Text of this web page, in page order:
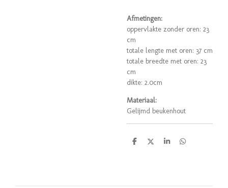
Afmetingen:
oppervlakte zonder oren: 23
cm
totale lengte met oren: 37 cm
totale breedte met oren: 23
cm
dikte: 2.0cm
Materiaal:
Gelijmd beukenhout
D
D
S
D